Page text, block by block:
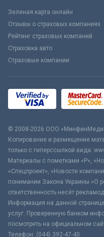
Зеленая карта онлайн
Отзывы о страховых компаниях
Рейтинг страховых компаний
Страховка авто
Страховые компании
© 2008-2026 ООО
Копирование и размещение
только с гиперссылкой вида:
Материалы с пометками «Р»,
«Спецпроект», «Новости
понимании Закона Украины «О
ответственность несёт
Информация на данной
услуг. Проверенную банком
посмотреть на официальном
Телефон: (044) 392-47-40